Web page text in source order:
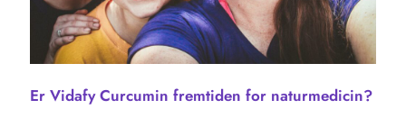
Er Vidafy Curcumin fremtiden for naturmedicin?